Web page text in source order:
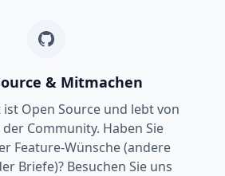
& Mitmachen
ist Open Source und lebt von
Community. Haben Sie
Feature-Wünsche (andere
Briefe)? Besuchen Sie uns